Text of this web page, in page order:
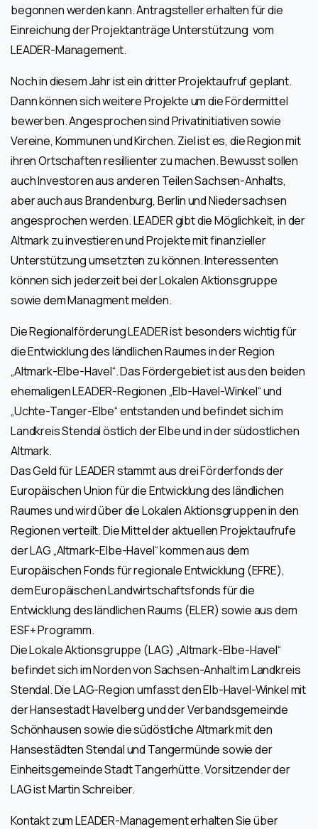
begonnen werden kann. Antragsteller erhalten für die
Einreichung der Projektanträge Unterstützung vom
LEADER-Management.
Noch in diesem Jahr ist ein dritter Projektaufruf geplant.
Dann können sich weitere Projekte um die Fördermittel
bewerben. Angesprochen sind Privatinitiativen sowie
Vereine, Kommunen und Kirchen. Ziel ist es, die Region mit
ihren Ortschaften resillienter zu machen. Bewusst sollen
auch Investoren aus anderen Teilen Sachsen-Anhalts,
aber auch aus Brandenburg, Berlin und Niedersachsen
angesprochen werden. LEADER gibt die Möglichkeit, in der
Altmark zu investieren und Projekte mit finanzieller
Unterstützung umsetzten zu können. Interessenten
können sich jederzeit bei der Lokalen Aktionsgruppe
sowie dem Managment melden.
Die Regionalförderung LEADER ist besonders wichtig für
die Entwicklung des ländlichen Raumes in der Region
„Altmark-Elbe-Havel“. Das Fördergebiet ist aus den beiden
ehemaligen LEADER-Regionen „Elb-Havel-Winkel“ und
„Uchte-Tanger-Elbe“ entstanden und befindet sich im
Landkreis Stendal östlich der Elbe und in der südostlichen
Altmark.
Das Geld für LEADER stammt aus drei Förderfonds der
Europäischen Union für die Entwicklung des ländlichen
Raumes und wird über die Lokalen Aktionsgruppen in den
Regionen verteilt. Die Mittel der aktuellen Projektaufrufe
der LAG „Altmark-Elbe-Havel“ kommen aus dem
Europäischen Fonds für regionale Entwicklung (EFRE),
dem Europäischen Landwirtschaftsfonds für die
Entwicklung des ländlichen Raums (ELER) sowie aus dem
ESF+ Programm.
Die Lokale Aktionsgruppe (LAG) „Altmark-Elbe-Havel“
befindet sich im Norden von Sachsen-Anhalt im Landkreis
Stendal. Die LAG-Region umfasst den Elb-Havel-Winkel mit
der Hansestadt Havelberg und der Verbandsgemeinde
Schönhausen sowie die südöstliche Altmark mit den
Hansestädten Stendal und Tangermünde sowie der
Einheitsgemeinde Stadt Tangerhütte. Vorsitzender der
LAG ist Martin Schreiber.
Kontakt zum LEADER-Management erhalten Sie über